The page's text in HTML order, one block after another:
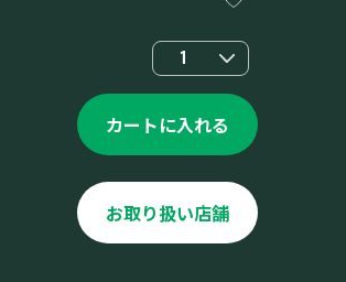
1
カートに入れる
お取り扱い店舗